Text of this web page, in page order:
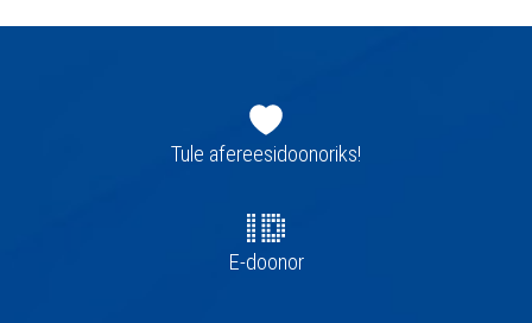
navigatsioonTule afereesidoonoriks!
E-doonor